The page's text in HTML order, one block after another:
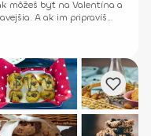
môžeš byť na Valentína a
A ak im pripravíš